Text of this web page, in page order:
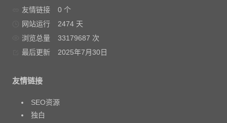
友情链接
0 个
网站运行
2474 天
浏览总量
33179687 次
最后更新
2025年7月30日
友情链接
SEO资源
独白